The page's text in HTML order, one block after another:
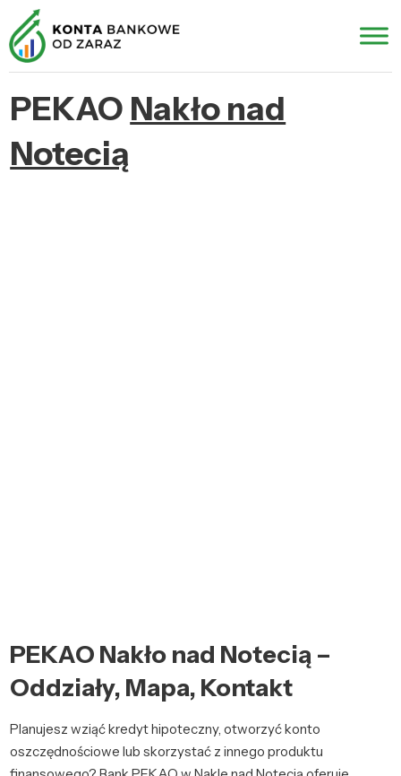
PEKAO Nakło nad
Notecią
PEKAO Nakło nad Notecią –
Oddziały, Mapa, Kontakt
Planujesz wziąć kredyt hipoteczny, otworzyć konto
oszczędnościowe lub skorzystać z innego produktu